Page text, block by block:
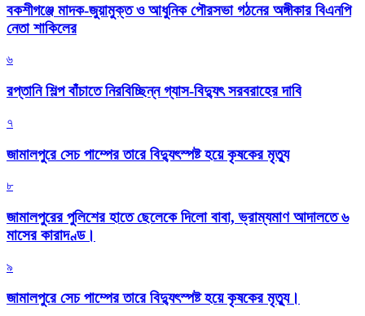
বকশীগঞ্জে মাদক-জুয়ামুক্ত ও আধুনিক পৌরসভা গঠনের অঙ্গীকার বিএনপি
নেতা শাকিলের
৬
রপ্তানি শিল্প বাঁচাতে নিরবিচ্ছিন্ন গ্যাস-বিদ্যুৎ সরবরাহের দাবি
৭
জামালপুরে সেচ পাম্পের তারে বিদ্যুৎস্পষ্ট হয়ে কৃষকের মৃত্যু
৮
জামালপুরের পুলিশের হাতে ছেলেকে দিলো বাবা, ভ্রাম্যমাণ আদালতে ৬
মাসের কারাদণ্ড।
৯
জামালপুরে সেচ পাম্পের তারে বিদ্যুৎস্পষ্ট হয়ে কৃষকের মৃত্যু।